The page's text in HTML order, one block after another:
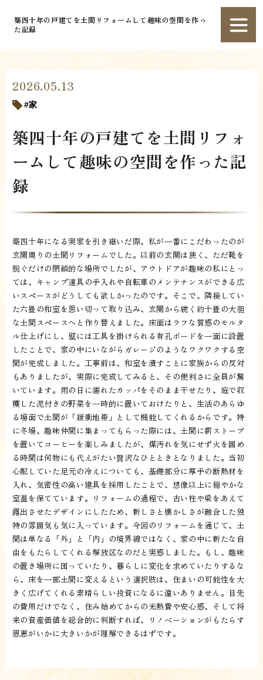
築四十年の戸建てを土間リフォームして趣味の空間を作っ
た記録
2026.05.13
家
築四十年の戸建てを土間リフォ
ームして趣味の空間を作った記
録
築四十年になる実家を引き継いだ際、私が一番にこだわったのが
玄関周りの土間リフォームでした。以前の玄関は狭く、ただ靴を
脱ぐだけの閉鎖的な場所でしたが、アウトドアが趣味の私にとっ
ては、キャンプ道具の手入れや自転車のメンテナンスができる広
いスペースがどうしても欲しかったのです。そこで、隣接してい
た六畳の和室を思い切って取り込み、玄関から続く約十畳の大胆
な土間スペースへと作り替えました。床面はラフな質感のモルタ
ル仕上げにし、壁には工具を掛けられる有孔ボードを一面に設置
したことで、家の中にいながらガレージのようなワクワクする空
間が完成しました。工事前は、和室を潰すことに家族からの反対
もありましたが、実際に完成してみると、その便利さに全員が驚
いています。雨の日に濡れたカッパをそのまま干せたり、庭で収
穫した泥付きの野菜を一時的に置いておけたりと、生活のあらゆ
る場面で土間が「緩衝地帯」として機能してくれるからです。特
に冬場、趣味仲間に集まってもらった際には、土間に薪ストーブ
を置いてコーヒーを楽しみましたが、煤汚れを気にせず火を囲め
る時間は何物にも代えがたい贅沢なひとときとなりました。当初
心配していた足元の冷えについても、基礎部分に厚手の断熱材を
入れ、気密性の高い建具を採用したことで、想像以上に穏やかな
室温を保てています。リフォームの過程で、古い柱や梁をあえて
露出させたデザインにしたため、新しさと懐かしさが融合した独
特の雰囲気も気に入っています。今回のリフォームを通じて、土
間は単なる「外」と「内」の境界線ではなく、家の中に新たな自
由をもたらしてくれる解放区なのだと実感しました。もし、趣味
の置き場所に困っていたり、暮らしに変化を求めていたりするな
ら、床を一部土間に変えるという選択肢は、住まいの可能性を大
きく広げてくれる素晴らしい投資になるに違いありません。目先
の費用だけでなく、住み始めてからの光熱費や安心感、そして将
来の資産価値を総合的に判断すれば、リノベーションがもたらす
恩恵がいかに大きいかが理解できるはずです。